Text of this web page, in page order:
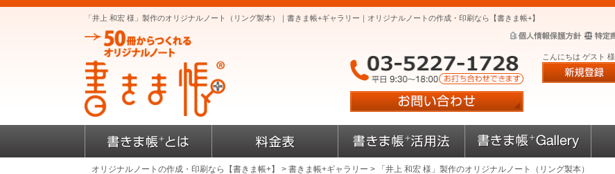
「井上 和宏 様」製作のオリジナルノート（リング製本）｜書きま帳+ギャラリー｜オリジナルノートの作成・印刷なら【書きま帳+】
こんにちは ゲスト 様
オリジナルノートの作成・印刷なら【書きま帳+】 > 書きま帳+ギャラリー > 「井上 和宏 様」製作のオリジナルノート（リング製本）